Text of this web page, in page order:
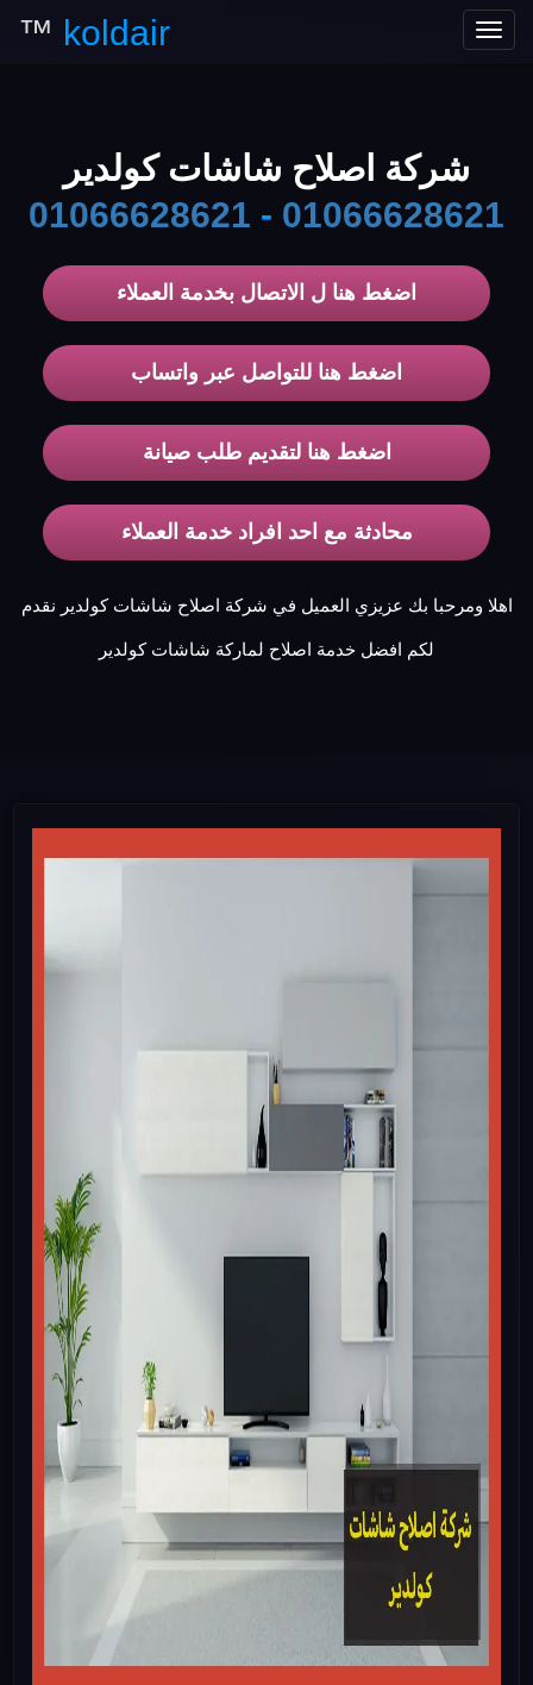
Toggle
koldair
™
شركة اصلاح شاشات كولدير
01066628621
-
01066628621
اضغط هنا ل الاتصال بخدمة العملاء
اضغط هنا للتواصل عبر واتساب
اضغط هنا لتقديم طلب صيانة
محادثة مع احد افراد خدمة العملاء
اهلا ومرحبا بك عزيزي العميل في شركة اصلاح شاشات كولدير نقدم
لكم افضل خدمة اصلاح لماركة شاشات كولدير